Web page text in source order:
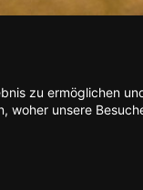
zu ermöglichen
unsere
Modus aktivieren -
I
m
erstellen